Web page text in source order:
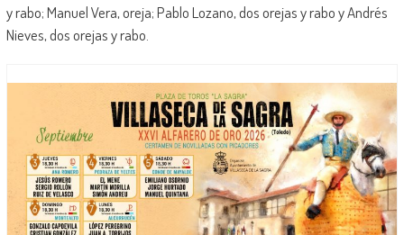
y rabo; Manuel Vera, oreja; Pablo Lozano, dos orejas y rabo y Andrés
Nieves, dos orejas y rabo.